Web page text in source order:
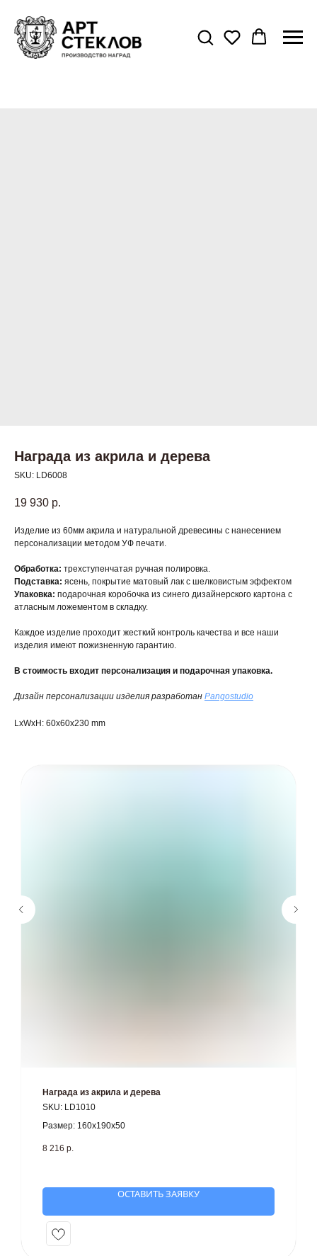
Награда из акрила и дерева
SKU: LD6008
19 930 р.
Изделие из 60мм акрила и натуральной древесины с нанесением
персонализации методом УФ печати.
Обработка: трехступенчатая ручная полировка.
Подставка: ясень, покрытие матовый лак с шелковистым эффектом
Упаковка: подарочная коробочка из синего дизайнерского картона с
атласным ложементом в складку.
Каждое изделие проходит жесткий контроль качества и все наши
изделия имеют пожизненную гарантию.
В стоимость входит персонализация и подарочная упаковка.
Дизайн персонализации изделия разработан Pangostudio
LxWxH: 60x60x230 mm
Награда из акрила и дерева
SKU: LD1010
Размер: 160х190х50
8 216 р.
ОСТАВИТЬ ЗАЯВКУ